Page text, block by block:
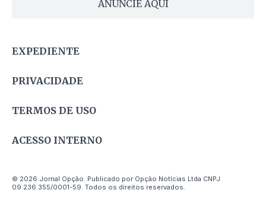
ANUNCIE AQUI
EXPEDIENTE
PRIVACIDADE
TERMOS DE USO
ACESSO INTERNO
© 2026 Jornal Opção. Publicado por Opção Notícias Ltda CNPJ
09.236.355/0001-59. Todos os direitos reservados.